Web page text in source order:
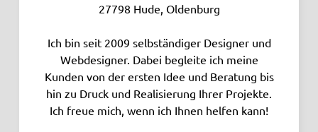
27798 Hude, Oldenburg
Ich bin seit 2009 selbständiger Designer und
Webdesigner. Dabei begleite ich meine
Kunden von der ersten Idee und Beratung bis
hin zu Druck und Realisierung Ihrer Projekte.
Ich freue mich, wenn ich Ihnen helfen kann!